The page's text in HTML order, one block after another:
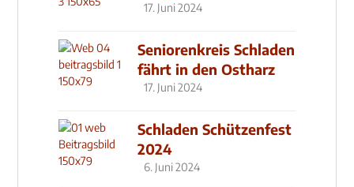
17. Juni 2024
Seniorenkreis Schladen
fährt in den Ostharz
17. Juni 2024
Schladen Schützenfest
2024
6. Juni 2024